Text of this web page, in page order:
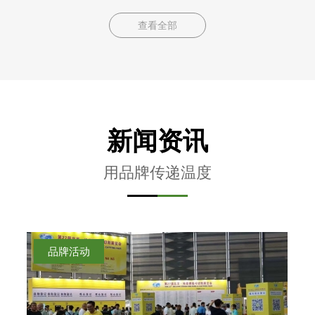
查看全部
新闻资讯
用品牌传递温度
品牌活动